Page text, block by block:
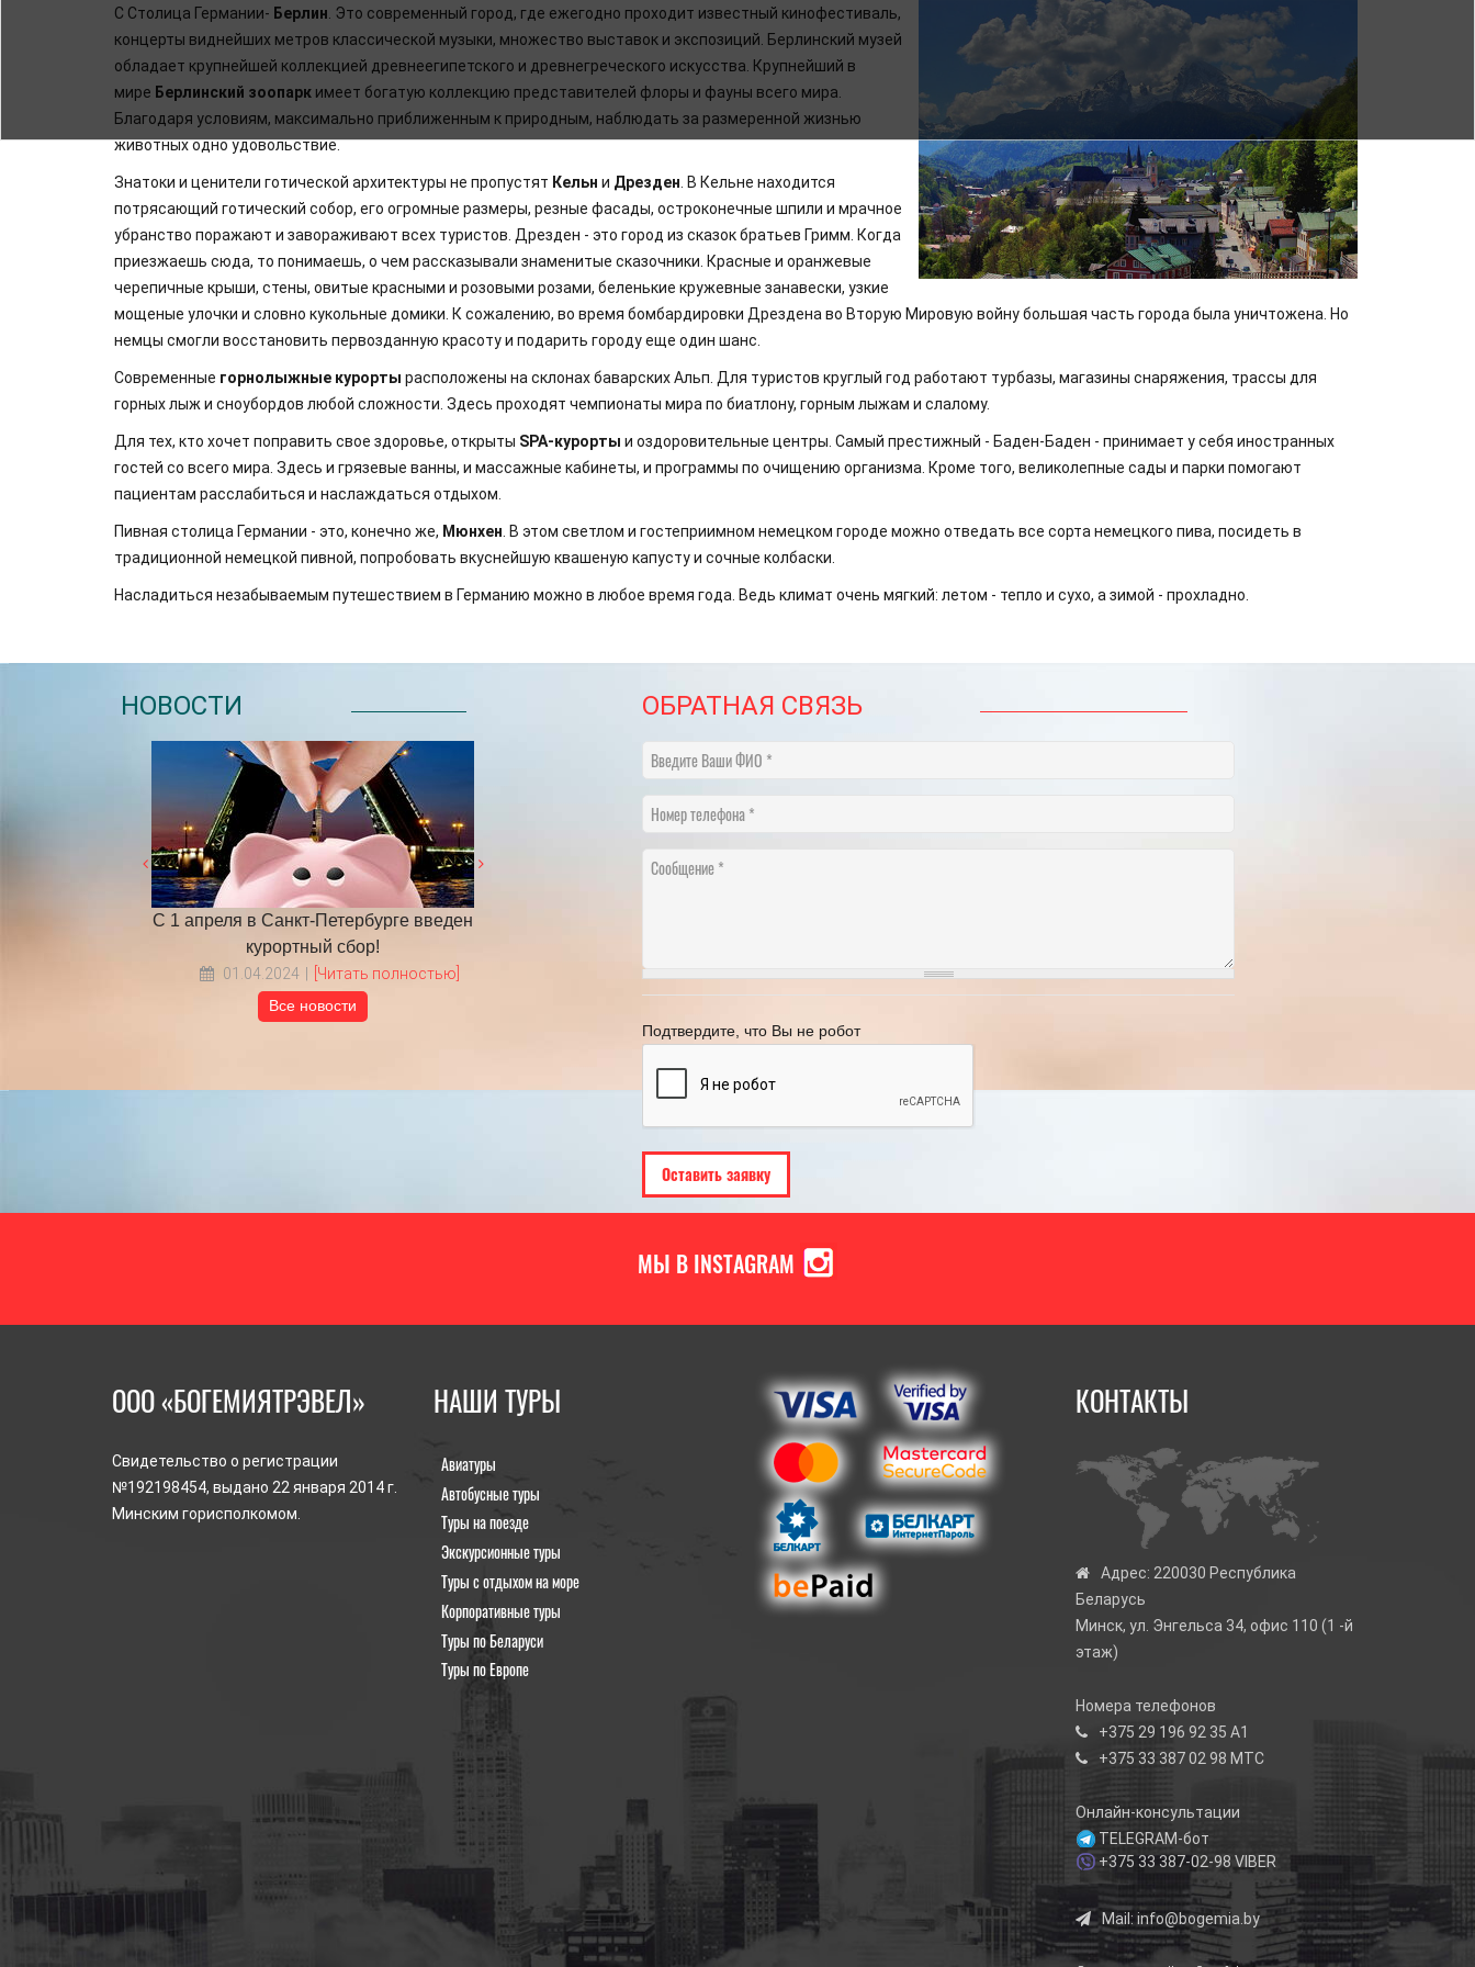
С Столица Германии- Берлин . Это современный город, где ежегодно проходит известный кинофестиваль,
концерты виднейших метров классической музыки, множество выставок и экспозиций. Берлинский музей
обладает крупнейшей коллекцией древнеегипетского и древнегреческого искусства. Крупнейший в
мире Берлинский зоопарк имеет богатую коллекцию представителей флоры и фауны всего мира.
Благодаря условиям, максимально приближенным к природным, наблюдать за размеренной жизнью
животных одно удовольствие.
Знатоки и ценители готической архитектуры не пропустят Кельн и Дрезден . В Кельне находится
потрясающий готический собор, его огромные размеры, резные фасады, остроконечные шпили и мрачное
убранство поражают и завораживают всех туристов. Дрезден - это город из сказок братьев Гримм. Когда
приезжаешь сюда, то понимаешь, о чем рассказывали знаменитые сказочники. Красные и оранжевые
черепичные крыши, стены, овитые красными и розовыми розами, беленькие кружевные занавески, узкие
мощеные улочки и словно кукольные домики. К сожалению, во время бомбардировки Дрездена во Вторую Мировую войну большая часть города была уничтожена. Но
немцы смогли восстановить первозданную красоту и подарить городу еще один шанс.
Современные горнолыжные курорты расположены на склонах баварских Альп. Для туристов круглый год работают турбазы, магазины снаряжения, трассы для
горных лыж и сноубордов любой сложности. Здесь проходят чемпионаты мира по биатлону, горным лыжам и слалому.
Для тех, кто хочет поправить свое здоровье, открыты SPA-курорты и оздоровительные центры. Самый престижный - Баден-Баден - принимает у себя иностранных
гостей со всего мира. Здесь и грязевые ванны, и массажные кабинеты, и программы по очищению организма. Кроме того, великолепные сады и парки помогают
пациентам расслабиться и наслаждаться отдыхом.
Пивная столица Германии - это, конечно же, Мюнхен . В этом светлом и гостеприимном немецком городе можно отведать все сорта немецкого пива, посидеть в
традиционной немецкой пивной, попробовать вкуснейшую квашеную капусту и сочные колбаски.
Насладиться незабываемым путешествием в Германию можно в любое время года. Ведь климат очень мягкий: летом - тепло и сухо, а зимой - прохладно.
НОВОСТИ
С 1 апреля в Санкт-Петербурге введен
курортный сбор!
01.04.2024 [Читать полностью] [Читать полностью] 21.11.2024
Все новости
ОБРАТНАЯ СВЯЗЬ
Введите Ваши ФИО
Номер телефона
Сообщение
Подтвердите, что Вы не робот
МЫ В INSTAGRAM
ООО «БОГЕМИЯТРЭВЕЛ»
Свидетельство о регистрации
№192198454, выдано 22 января 2014 г.
Минским горисполкомом.
НАШИ ТУРЫ
Авиатуры
Автобусные туры
Туры на поезде
Экскурсионные туры
Туры с отдыхом на море
Корпоративные туры
Туры по Беларуси
Туры по Европе
КОНТАКТЫ
Адрес: 220030 Республика
Беларусь
Минск, ул. Энгельса 34, офис 110 (1 -й
этаж)
Номера телефонов
+375 29 196 92 35 А1
+375 33 387 02 98 МТС
Онлайн-консультации
TELEGRAM-бот
+375 33 387-02-98 VIBER
Mail: info@bogemia.by